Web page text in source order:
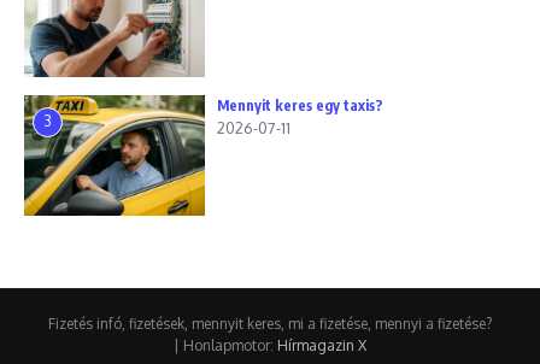
3
Mennyit keres egy taxis?
2026-07-11
Fizetés infó, fizetések, mennyit keres, mi a fizetése, mennyi a fizetése?
| Honlapmotor: Hírmagazin X